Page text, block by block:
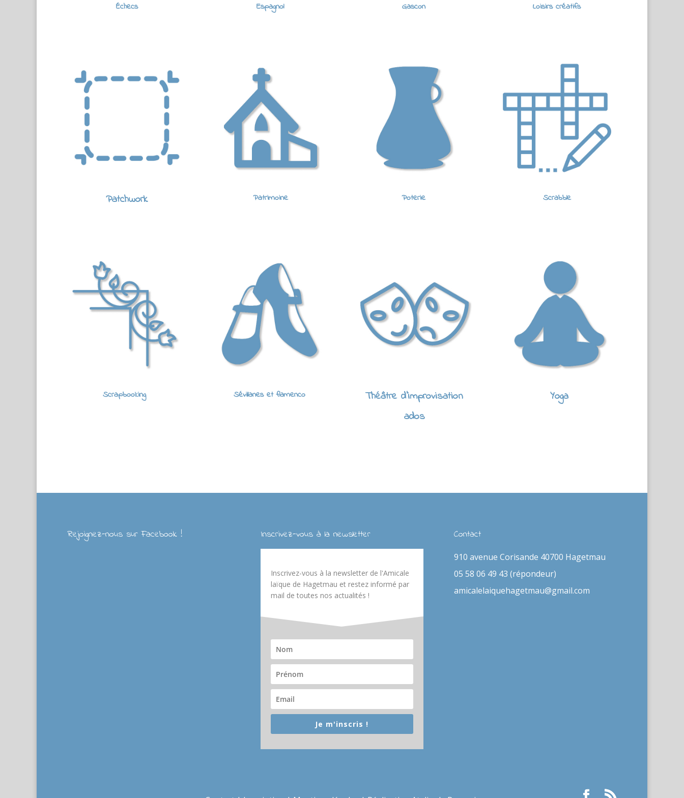
Échecs Espagnol Gascon Loisirs créatifs
Patchwork Patrimoine Poterie Scrabble
Scrapbooking Sévillanes et flamenco
Théâtre d'improvisation
ados
Yoga
Rejoignez-nous sur Facebook ! Inscrivez-vous à la newsletter
Inscrivez-vous à la newsletter de l'Amicale
laïque de Hagetmau et restez informé par
mail de toutes nos actualités !
Je m'inscris !
Contact
910 avenue Corisande 40700 Hagetmau
05 58 06 49 43 (répondeur)
amicalelaiquehagetmau@gmail.com